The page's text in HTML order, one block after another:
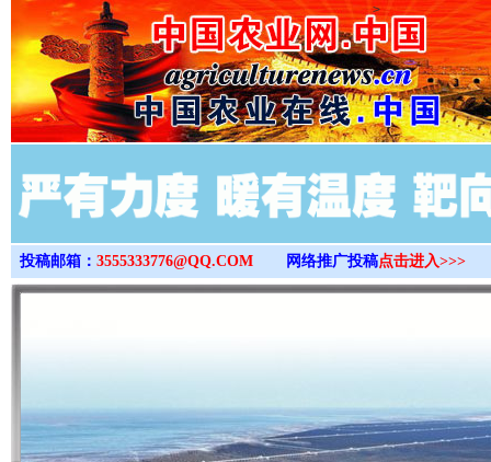
>
投稿邮箱： 3555333776@QQ.COM 网络推广投稿点击进入>>>